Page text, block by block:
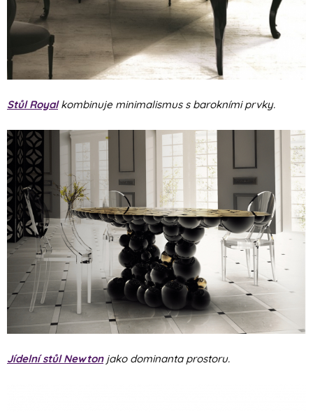
Stůl Royalkombinuje minimalismus s barokními prvky.
Jídelní stůl Newtonjako dominanta prostoru.